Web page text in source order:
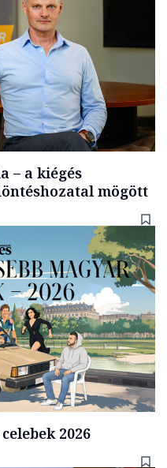
– a kiégés
mögött
2026